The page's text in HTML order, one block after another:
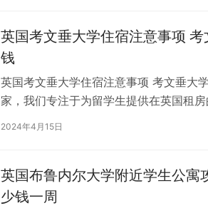
英国考文垂大学住宿注意事项
钱
英国考文垂大学住宿注意事项 考文垂大
家，我们专注于为留学生提供在英国租
深入探讨英国考文垂大学住宿的注意事项
2024年4月15日
英国布鲁内尔大学附近学生公寓
少钱一周